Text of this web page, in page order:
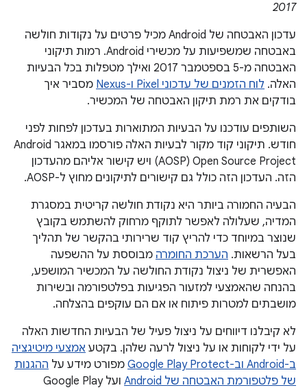
2017
עדכון האבטחה של Android מכיל פרטים על נקודות חולשה
באבטחה שמשפיעות על מכשירי Android. רמות תיקוני
האבטחה מ-5 בספטמבר 2017 ואילך מטפלות בכל הבעיות
האלה. לוח הזמנים של עדכוני Pixel ו-Nexus
מסביר איך
בודקים את רמת תיקון האבטחה של המכשיר.
השותפים עודכנו על הבעיות המתוארות בעדכון לפחות לפני
חודש. תיקוני קוד מקור לבעיות האלה פורסמו במאגר Android
Open Source Project‏ (AOSP) ויש קישור אליהם מהעדכון
הזה. העדכון הזה כולל גם קישורים לתיקונים מחוץ ל-AOSP.
הבעיה החמורה ביותר היא נקודת חולשה קריטית במסגרת
המדיה, שעלולה לאפשר לתוקף מרחוק להשתמש בקובץ
שנוצר במיוחד כדי להריץ קוד שרירותי בהקשר של תהליך
בעל הרשאות. הערכת החומרה מבוססת על ההשפעה
האפשרית של ניצול נקודת החולשה על המכשיר המושפע,
בהנחה שהאמצעי למזעור הפגיעות בפלטפורמה ובשירות
מושבתים למטרות פיתוח או אם הם עוקפים בהצלחה.
לא קיבלנו דיווחים על ניצול פעיל של הבעיות החדשות האלה
על ידי לקוחות או על ניצול לרעה שלהן. בקטע אמצעי מיטיגציה
ב-Android וב-Google Play Protect
מפורט מידע על ההגנות
של פלטפורמת האבטחה של Android
ועל Google Play